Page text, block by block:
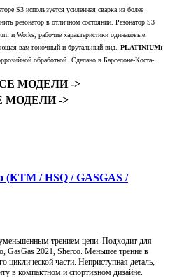
S3 используется усиленная сварка из более
резонатор в отличном состоянии. Резонатор S3
и Works, рабочие характеристики одинаковые.
вам гоночный и брутальный вид. PLATINIUM:
обработкой. Сделано в Барселоне-Коста-
МОДЕЛИ ->
МОДЕЛИ ->
/ HSQ / GASGAS /
трением цепи. Подходит для
2021, Sherco. Меньшее трение в
части. Неприступная деталь,
в компактном и спортивном дизайне.